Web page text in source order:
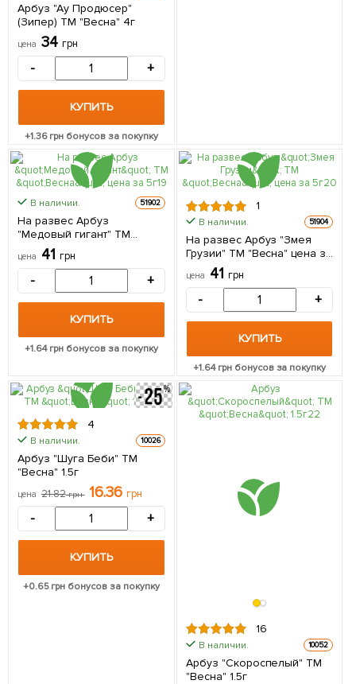
Арбуз "Ау Продюсер"
(Зипер) ТМ "Весна" 4г
цена 34 грн
- +
КУПИТЬ
+1.36грн бонусов за покупку
В наличии. 51902
На развес Арбуз
"Медовый гигант" ТМ
"Весна" цена за 5г
цена 41 грн
- +
КУПИТЬ
+1.64грн бонусов за покупку
1
В наличии. 51904
На развес Арбуз "Змея
Грузии" ТМ "Весна" цена за
цена 41 грн
- +
КУПИТЬ
+1.64грн бонусов за покупку
4
В наличии. 10026
Арбуз "Шуга Беби" ТМ
"Весна" 1.5г
цена 21.82грн 16.36 грн
- +
КУПИТЬ
+0.65грн бонусов за покупку
16
В наличии. 10052
Арбуз "Скороспелый" ТМ
"Весна" 1.5г